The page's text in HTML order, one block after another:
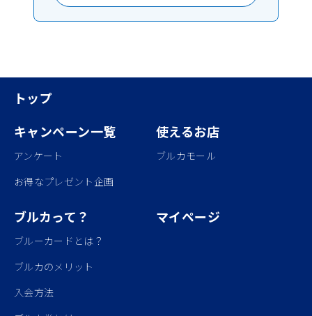
トップ
キャンペーン一覧
アンケート
お得なプレゼント企画
使えるお店
ブルカモール
ブルカって？
ブルーカードとは？
ブルカのメリット
入会方法
マイページ